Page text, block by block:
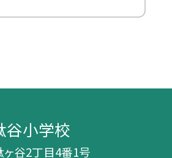
谷小学校
谷2丁目4番1号